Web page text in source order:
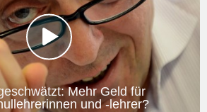
Mehr Geld für
und -lehrer?